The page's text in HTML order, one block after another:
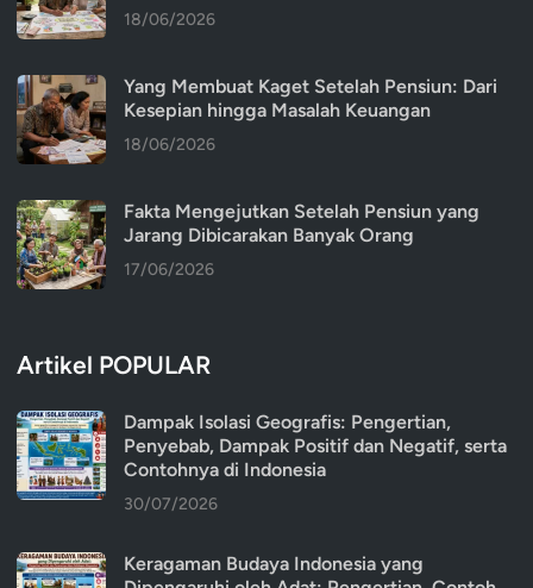
18/06/2026
Yang Membuat Kaget Setelah Pensiun: Dari
Kesepian hingga Masalah Keuangan
18/06/2026
Fakta Mengejutkan Setelah Pensiun yang
Jarang Dibicarakan Banyak Orang
17/06/2026
Artikel POPULAR
Dampak Isolasi Geografis: Pengertian,
Penyebab, Dampak Positif dan Negatif, serta
Contohnya di Indonesia
30/07/2026
Keragaman Budaya Indonesia yang